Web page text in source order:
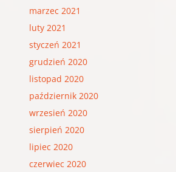
marzec 2021
luty 2021
styczeń 2021
grudzień 2020
listopad 2020
październik 2020
wrzesień 2020
sierpień 2020
lipiec 2020
czerwiec 2020